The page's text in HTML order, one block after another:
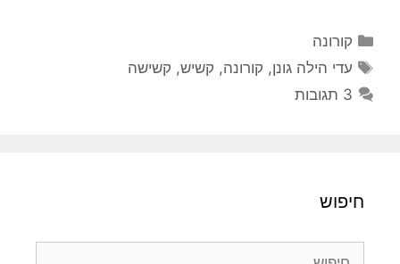
קטגוריות
קורונה
תגיות
עדי הילה גונן, קורונה, קשיש, קשישה
3 תגובות
חיפוש